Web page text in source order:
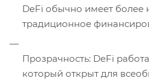
DeFi обычно имеет более
традиционное
Прозрачность: DeFi
который открыт для